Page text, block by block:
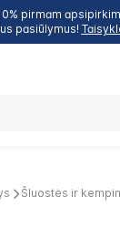
pirmam
pasiūlymus!
Šluostės ir